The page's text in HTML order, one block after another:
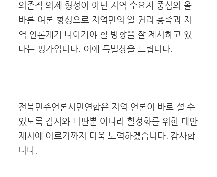
의존적 의제 형성이 아닌 지역 수요자 중심의 올
바른 여론 형성으로 지역민의 알 권리 충족과 지
역 언론계가 나아가야 할 방향을 잘 제시하고 있
다는 평가입니다. 이에 특별상을 드립니다.
전북민주언론시민연합은 지역 언론이 바로 설 수
있도록 감시와 비판뿐 아니라 활성화를 위한 대안
제시에 이르기까지 더욱 노력하겠습니다. 감사합
니다.